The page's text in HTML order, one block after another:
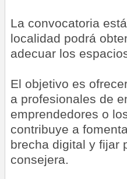
La convocatoria
localidad podrá
adecuar los
El objetivo es
a profesionales de
emprendedores o
contribuye a
brecha digital y fijar
consejera.